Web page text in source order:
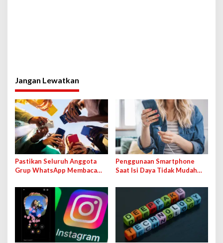
Jangan Lewatkan
Pastikan Seluruh Anggota
Grup WhatsApp Membaca
Penggunaan Smartphone
Saat Isi Daya Tidak Mudah